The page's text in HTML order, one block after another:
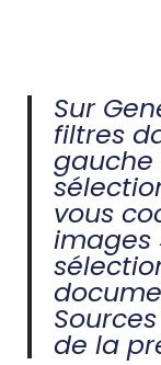
Sur
filtres
gauche
vous
images
de la